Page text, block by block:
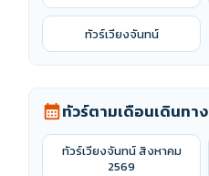
ทัวร์เวียงจันทน์
calendar_monthทัวร์ตามเดือนเดินทาง
ทัวร์เวียงจันทน์ สิงหาคม
2569